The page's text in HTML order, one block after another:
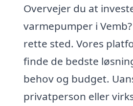
Overvejer du at
varmepumper i
rette sted. Vores
finde de bedste
behov og budget.
privatperson eller